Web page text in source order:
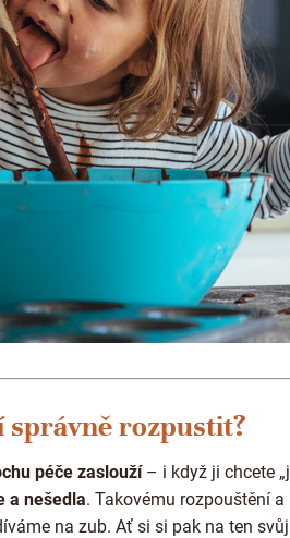
správně rozpustit?
péče zaslouží– i když ji chcete
a nešedla. Takovému rozpouštění
na zub. Ať si si pak na ten